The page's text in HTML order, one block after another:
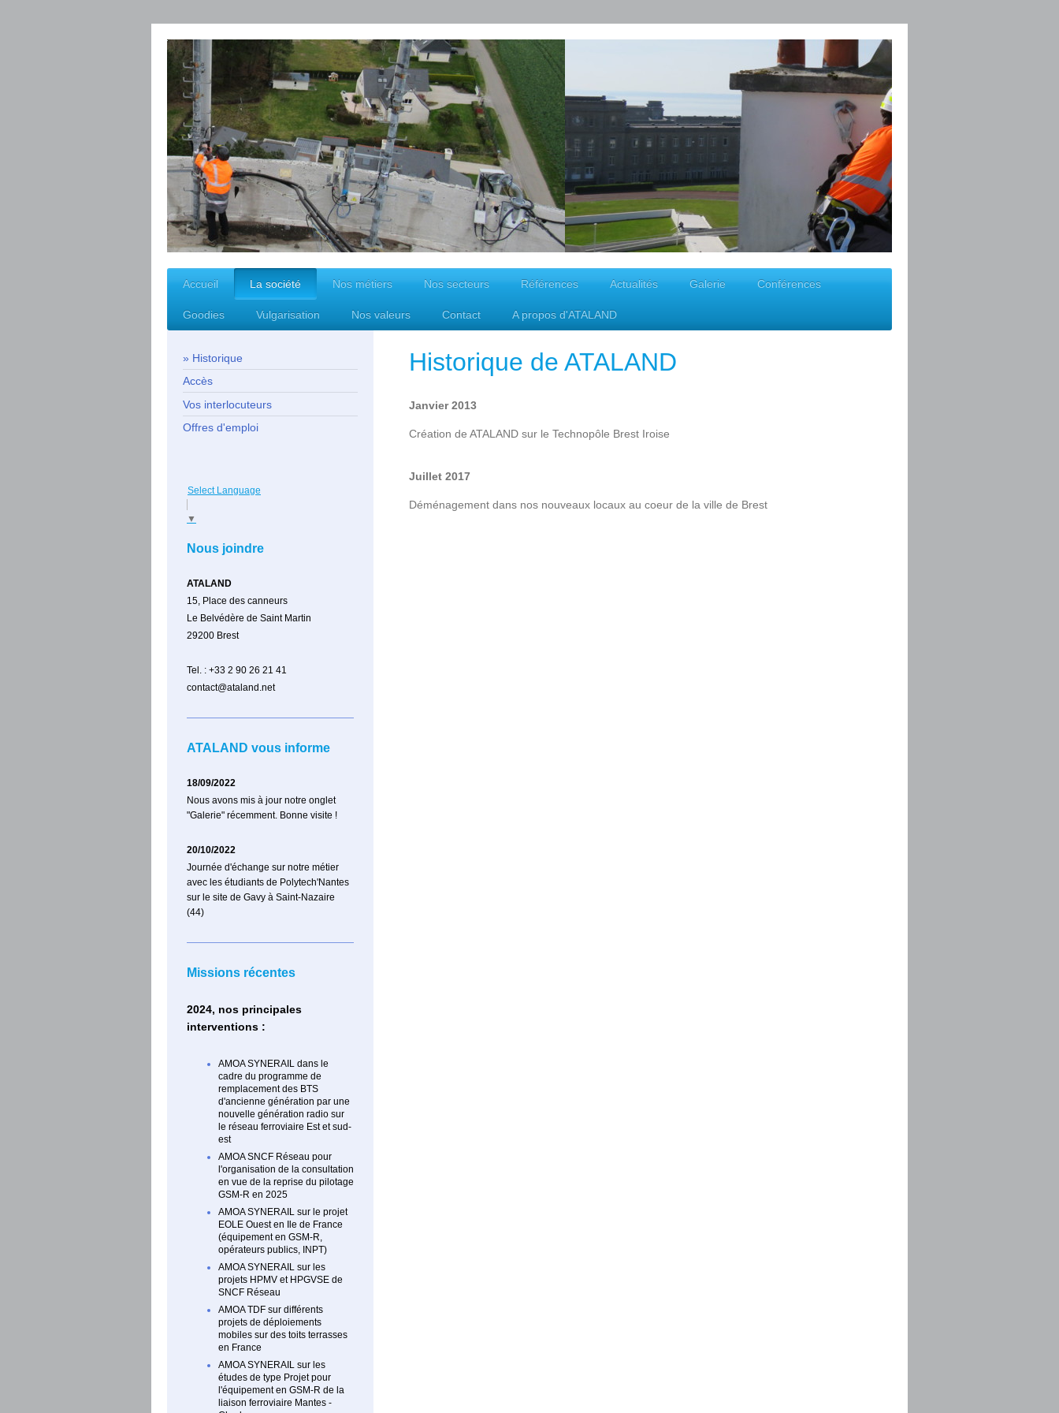
Accueil La société Nos métiers Nos secteurs Références Actualités Galerie Conférences
Goodies Vulgarisation Nos valeurs Contact A propos d'ATALAND
Historique de ATALAND
Janvier 2013
Création de ATALAND sur le Technopôle Brest Iroise
Juillet 2017
Déménagement dans nos nouveaux locaux au coeur de la ville de Brest
Historique
Accès
Vos interlocuteurs
Offres d'emploi
Select Language
▼
Nous joindre
ATALAND
15, Place des canneurs
Le Belvédère de Saint Martin
29200 Brest
Tel. : +33 2 90 26 21 41
contact@ataland.net
ATALAND vous informe
18/09/2022
Nous avons mis à jour notre onglet
"Galerie" récemment. Bonne visite !
20/10/2022
Journée d'échange sur notre métier
avec les étudiants de Polytech'Nantes
sur le site de Gavy à Saint-Nazaire
(44)
Missions récentes
2024, nos principales
interventions :
AMOA SYNERAIL dans le
cadre du programme de
remplacement des BTS
d'ancienne génération par une
nouvelle génération radio sur
le réseau ferroviaire Est et sud-
est
AMOA SNCF Réseau pour
l'organisation de la consultation
en vue de la reprise du pilotage
GSM-R en 2025
AMOA SYNERAIL sur le projet
EOLE Ouest en Ile de France
(équipement en GSM-R,
opérateurs publics, INPT)
AMOA SYNERAIL sur les
projets HPMV et HPGVSE de
SNCF Réseau
AMOA TDF sur différents
projets de déploiements
mobiles sur des toits terrasses
en France
AMOA SYNERAIL sur les
études de type Projet pour
l'équipement en GSM-R de la
liaison ferroviaire Mantes -